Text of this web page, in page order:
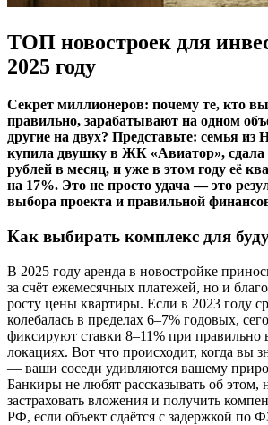
ТОП новостроек для
2025 году
Секрет миллионеров: почему те, кто
правильно, зарабатывают на одном
другие на двух? Представьте: семья из
купила двушку в ЖК «Авиатор», сдала
рублей в месяц, и уже в этом году её
на 17%. Это не просто удача — это
выбора проекта и правильной
Как выбирать комплекс для
В 2025 году аренда в новостройке
за счёт ежемесячных платежей, но и
росту цены квартиры. Если в 2023 году
колебалась в пределах 6–7% годовых,
фиксируют ставки 8–11% при
локациях. Вот что происходит, когда вы
— ваши соседи удивляются вашему
Банкиры не любят рассказывать об этом,
застраховать вложения и получить
РФ, если объект сдаётся с задержкой по